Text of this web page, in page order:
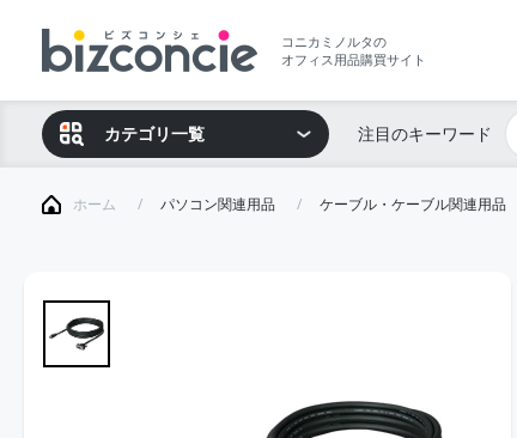
コニカミノルタの
オフィス用品購買サイト
カテゴリ一覧 注目のキーワード
ホーム パソコン関連用品 ケーブル・ケーブル関連用品